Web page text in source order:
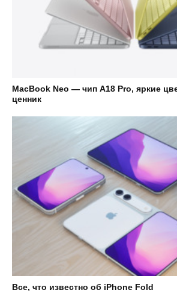
MacBook Neo — чип A18 Pro, яркие
ценник
Все, что известно об iPhone Fold